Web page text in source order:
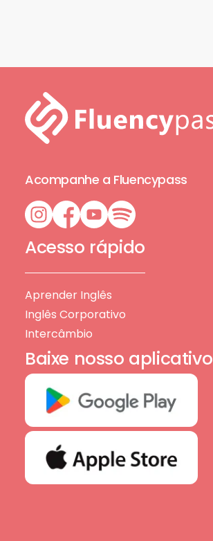
Acompanhe a Fluencypass
Acesso rápido
Aprender Inglês
Inglês Corporativo
Intercâmbio
Baixe nosso aplicativo